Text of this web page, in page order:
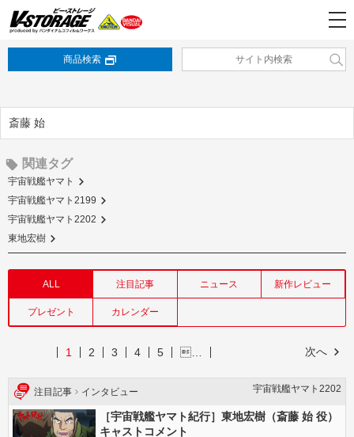
商品検索
斎藤 始
関連タグ
宇宙戦艦ヤマト
宇宙戦艦ヤマト2199
宇宙戦艦ヤマト2202
東地宏樹
ALL 注目記事 ニュース 新作レビュー
プレゼント カレンダー
次へ
1 2 3 4 5 …
注目記事 インタビュー 宇宙戦艦ヤマト2202
［宇宙戦艦ヤマト紀行］東地宏樹（斎藤 始 役）
キャストコメント